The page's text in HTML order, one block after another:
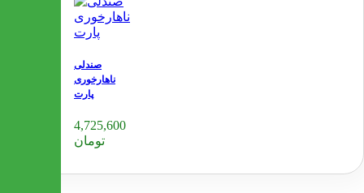
صندلی
ناهارخوری
پارت
4,725,600
تومان